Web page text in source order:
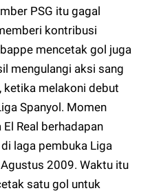
PSG itu gagal
kontribusi
mencetak gol juga
mengulangi aksi sang
ketika melakoni debut
Spanyol. Momen
Real berhadapan
laga pembuka Liga
2009. Waktu itu
satu gol untuk